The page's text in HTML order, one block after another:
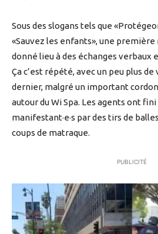
Sous des slogans tels que
«Sauvez les enfants», une
donné lieu à des échanges verbaux
Ça c’est répété, avec un peu plus
dernier, malgré un important
autour du Wi Spa. Les agents ont
manifestant·e·s par des tirs de
coups de matraque.
PUBLICITÉ